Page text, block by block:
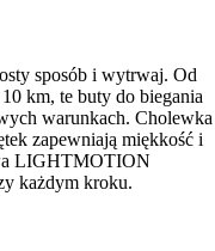
sposób i wytrwaj. Od
km, te buty do biegania
warunkach. Cholewka
zapewniają miękkość i
LIGHTMOTION
każdym kroku.